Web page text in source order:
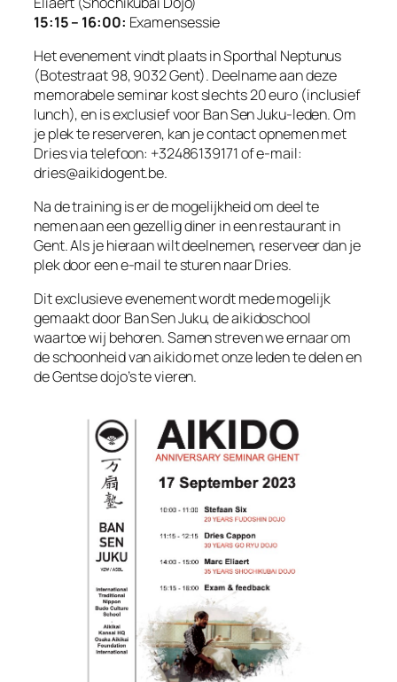
15:15 – 16:00: Examensessie
Het evenement vindt plaats in Sporthal Neptunus
(Botestraat 98, 9032 Gent). Deelname aan deze
memorabele seminar kost slechts 20 euro (inclusief
lunch), en is exclusief voor Ban Sen Juku-leden. Om
je plek te reserveren, kan je contact opnemen met
Dries via telefoon: +32486139171 of e-mail:
dries@aikidogent.be.
Na de training is er de mogelijkheid om deel te
nemen aan een gezellig diner in een restaurant in
Gent. Als je hieraan wilt deelnemen, reserveer dan je
plek door een e-mail te sturen naar Dries.
Dit exclusieve evenement wordt mede mogelijk
gemaakt door Ban Sen Juku, de aikidoschool
waartoe wij behoren. Samen streven we ernaar om
de schoonheid van aikido met onze leden te delen en
de Gentse dojo’s te vieren.